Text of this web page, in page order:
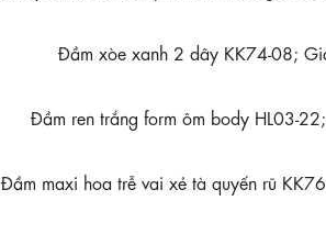
Đầm xòe xanh 2 dây KK74-08;
Đầm ren trắng form ôm body HL03-
Đầm maxi hoa trễ vai xẻ tà quyến rũ